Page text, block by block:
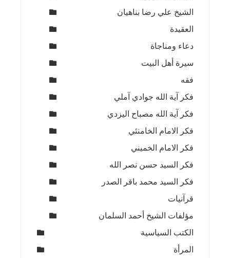
الشيخ علي رضا بناهيان
العقيدة
دعاء ومناجاة
سيرة أهل البيت
فقه
فكر آية الله جوادي آملي
فكر آية الله مصباح اليزدي
فكر الامام الخامنئي
فكر الامام الخميني
فكر السيد حسن نصر الله
فكر السيد محمد باقر الصدر
قرآنيات
مؤلفات الشيخ أحمد السلمان
الكتب السياسية
المرأة